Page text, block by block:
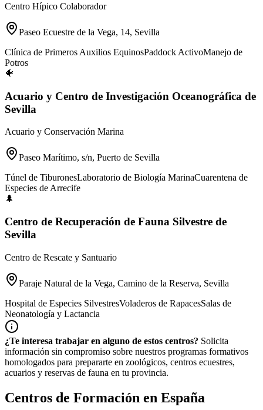
Centro Hípico Colaborador
Paseo Ecuestre de la Vega, 14, Sevilla
Clínica de Primeros Auxilios EquinosPaddock ActivoManejo de
Potros
🐠
Acuario y Centro de Investigación Oceanográfica de
Sevilla
Acuario y Conservación Marina
Paseo Marítimo, s/n, Puerto de Sevilla
Túnel de TiburonesLaboratorio de Biología MarinaCuarentena de
Especies de Arrecife
🌲
Centro de Recuperación de Fauna Silvestre de
Sevilla
Centro de Rescate y Santuario
Paraje Natural de la Vega, Camino de la Reserva, Sevilla
Hospital de Especies SilvestresVoladeros de RapacesSalas de
Neonatología y Lactancia
¿Te interesa trabajar en alguno de estos centros? Solicita
información sin compromiso sobre nuestros programas formativos
homologados para prepararte en zoológicos, centros ecuestres,
acuarios y reservas de fauna en tu provincia.
Centros de Formación en España